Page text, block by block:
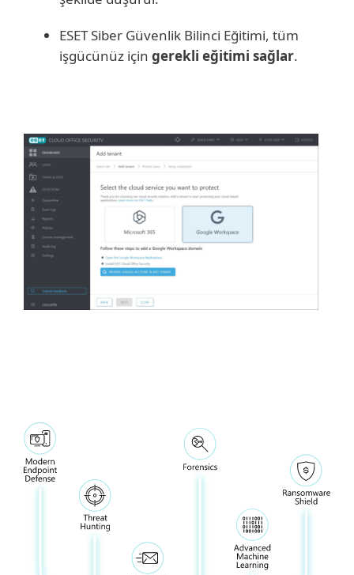
ESET Siber Güvenlik Bilinci Eğitimi, tüm
işgücünüz için gerekli eğitimi sağlar.